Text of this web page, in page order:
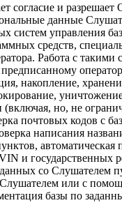
согласие и разрешает
данные
систем управления
средств,
Работа с такими
предписанному
накопление,
но, не
почтовых кодов с
написания
автоматическая
и государственных
со Слушателем
или с
базы по